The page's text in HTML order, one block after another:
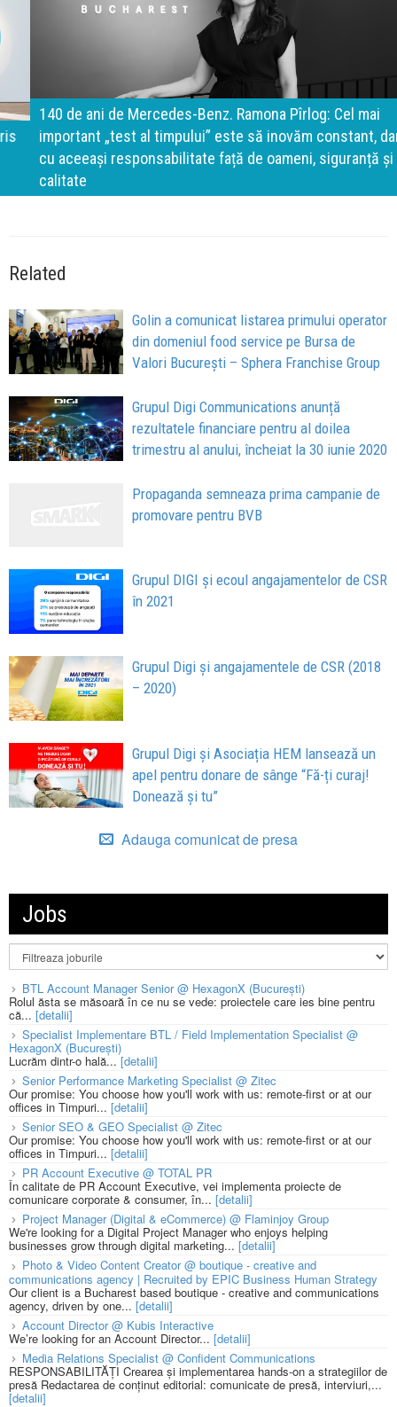
140 de ani de Mercedes-Benz. Ramona Pîrlog: Cel mai
important „test al timpului” este să inovăm constant, dar
cu aceeași responsabilitate față de oameni, siguranță și
calitate
Related
Golin a comunicat listarea primului operator
din domeniul food service pe Bursa de
Valori București – Sphera Franchise Group
Grupul Digi Communications anunță
rezultatele financiare pentru al doilea
trimestru al anului, încheiat la 30 iunie 2020
Propaganda semneaza prima campanie de
promovare pentru BVB
Grupul DIGI și ecoul angajamentelor de CSR
în 2021
Grupul Digi și angajamentele de CSR (2018
– 2020)
Grupul Digi și Asociația HEM lansează un
apel pentru donare de sânge “Fă-ți curaj!
Donează și tu”
Adauga comunicat de presa
Jobs
BTL Account Manager Senior @ HexagonX (București)
Rolul ăsta se măsoară în ce nu se vede: proiectele care ies bine pentru
că... [detalii]
Specialist Implementare BTL / Field Implementation Specialist @
HexagonX (București)
Lucrăm dintr-o hală...[detalii]
Senior Performance Marketing Specialist @ Zitec
Our promise: You choose how you'll work with us: remote-first or at our
offices in Timpuri... [detalii]
Senior SEO & GEO Specialist @ Zitec
Our promise: You choose how you'll work with us: remote-first or at our
offices in Timpuri... [detalii]
PR Account Executive @ TOTAL PR
În calitate de PR Account Executive, vei implementa proiecte de
comunicare corporate & consumer, în... [detalii]
Project Manager (Digital & eCommerce) @ Flaminjoy Group
We're looking for a Digital Project Manager who enjoys helping
businesses grow through digital marketing... [detalii]
Photo & Video Content Creator @ boutique - creative and
communications agency | Recruited by EPIC Business Human Strategy
Our client is a Bucharest based boutique - creative and communications
agency, driven by one... [detalii]
Account Director @ Kubis Interactive
We’re looking for an Account Director... [detalii]
Media Relations Specialist @ Confident Communications
RESPONSABILITĂȚI Crearea și implementarea hands-on a strategiilor de
presă Redactarea de conținut editorial: comunicate de presă, interviuri,...
[detalii]